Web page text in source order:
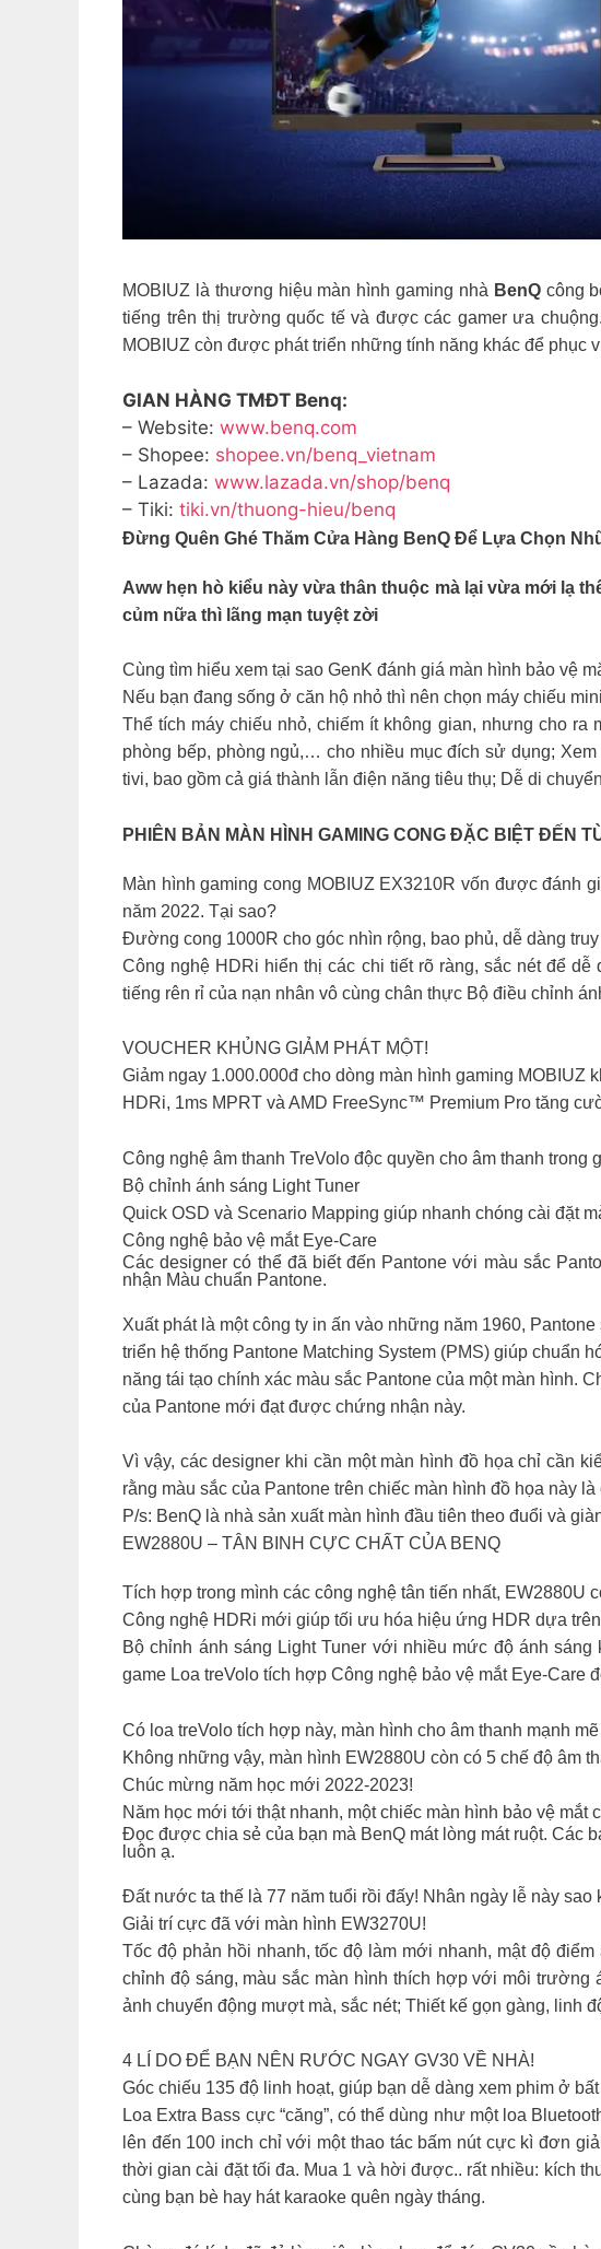
MOBIUZ là thương hiệu màn hình gaming nhà BenQcông
tiếng trên thị trường quốc tế và được các gamer ưa
MOBIUZ còn được phát triển những tính năng khác để phục
GIAN HÀNG TMĐT Benq:
– Website: www.benq.com
– Shopee: shopee.vn/benq_vietnam
– Lazada: www.lazada.vn/shop/benq
– Tiki: tiki.vn/thuong-hieu/benq
Đừng Quên Ghé Thăm Cửa Hàng BenQ Để Lựa Chọn
Aww hẹn hò kiểu này vừa thân thuộc mà lại vừa mới lạ
củm nữa thì lãng mạn tuyệt zời
Cùng tìm hiểu xem tại sao GenK đánh giá màn hình bảo vệ
Nếu bạn đang sống ở căn hộ nhỏ thì nên chọn máy chiếu
Thể tích máy chiếu nhỏ, chiếm ít không gian, nhưng cho
phòng bếp, phòng ngủ,… cho nhiều mục đích sử dụng;
tivi, bao gồm cả giá thành lẫn điện năng tiêu thụ; Dễ di
PHIÊN BẢN MÀN HÌNH GAMING CONG ĐẶC BIỆT ĐẾN
Màn hình gaming cong MOBIUZ EX3210R vốn được đánh
năm 2022. Tại sao?
Đường cong 1000R cho góc nhìn rộng, bao phủ, dễ dàng
Công nghệ HDRi hiển thị các chi tiết rõ ràng, sắc nét để
tiếng rên rỉ của nạn nhân vô cùng chân thực Bộ điều chỉnh
VOUCHER KHỦNG GIẢM PHÁT MỘT!
Giảm ngay 1.000.000đ cho dòng màn hình gaming
HDRi, 1ms MPRT và AMD FreeSync™ Premium Pro tăng
Công nghệ âm thanh TreVolo độc quyền cho âm thanh trong
Bộ chỉnh ánh sáng Light Tuner
Quick OSD và Scenario Mapping giúp nhanh chóng cài đặt
Công nghệ bảo vệ mắt Eye-Care
Các designer có thể đã biết đến Pantone với màu sắc
nhận Màu chuẩn Pantone.
Xuất phát là một công ty in ấn vào những năm 1960,
triển hệ thống Pantone Matching System (PMS) giúp chuẩn
năng tái tạo chính xác màu sắc Pantone của một màn hình.
của Pantone mới đạt được chứng nhận này.
Vì vậy, các designer khi cần một màn hình đồ họa chỉ cần
rằng màu sắc của Pantone trên chiếc màn hình đồ họa này là
P/s: BenQ là nhà sản xuất màn hình đầu tiên theo đuổi và
EW2880U – TÂN BINH CỰC CHẤT CỦA BENQ
Tích hợp trong mình các công nghệ tân tiến nhất, EW2880U
Công nghệ HDRi mới giúp tối ưu hóa hiệu ứng HDR dựa
Bộ chỉnh ánh sáng Light Tuner với nhiều mức độ ánh
game Loa treVolo tích hợp Công nghệ bảo vệ mắt Eye-Care
Có loa treVolo tích hợp này, màn hình cho âm thanh mạnh
Không những vậy, màn hình EW2880U còn có 5 chế độ âm
Chúc mừng năm học mới 2022-2023!
Năm học mới tới thật nhanh, một chiếc màn hình bảo vệ mắt
Đọc được chia sẻ của bạn mà BenQ mát lòng mát ruột. Các
luôn ạ.
Đất nước ta thế là 77 năm tuổi rồi đấy! Nhân ngày lễ này
Giải trí cực đã với màn hình EW3270U!
Tốc độ phản hồi nhanh, tốc độ làm mới nhanh, mật độ
chỉnh độ sáng, màu sắc màn hình thích hợp với môi trường
ảnh chuyển động mượt mà, sắc nét; Thiết kế gọn gàng, linh
4 LÍ DO ĐỂ BẠN NÊN RƯỚC NGAY GV30 VỀ NHÀ!
Góc chiếu 135 độ linh hoạt, giúp bạn dễ dàng xem phim ở
Loa Extra Bass cực “căng”, có thể dùng như một loa
lên đến 100 inch chỉ với một thao tác bấm nút cực kì đơn
thời gian cài đặt tối đa. Mua 1 và hời được.. rất nhiều: kích
cùng bạn bè hay hát karaoke quên ngày tháng.